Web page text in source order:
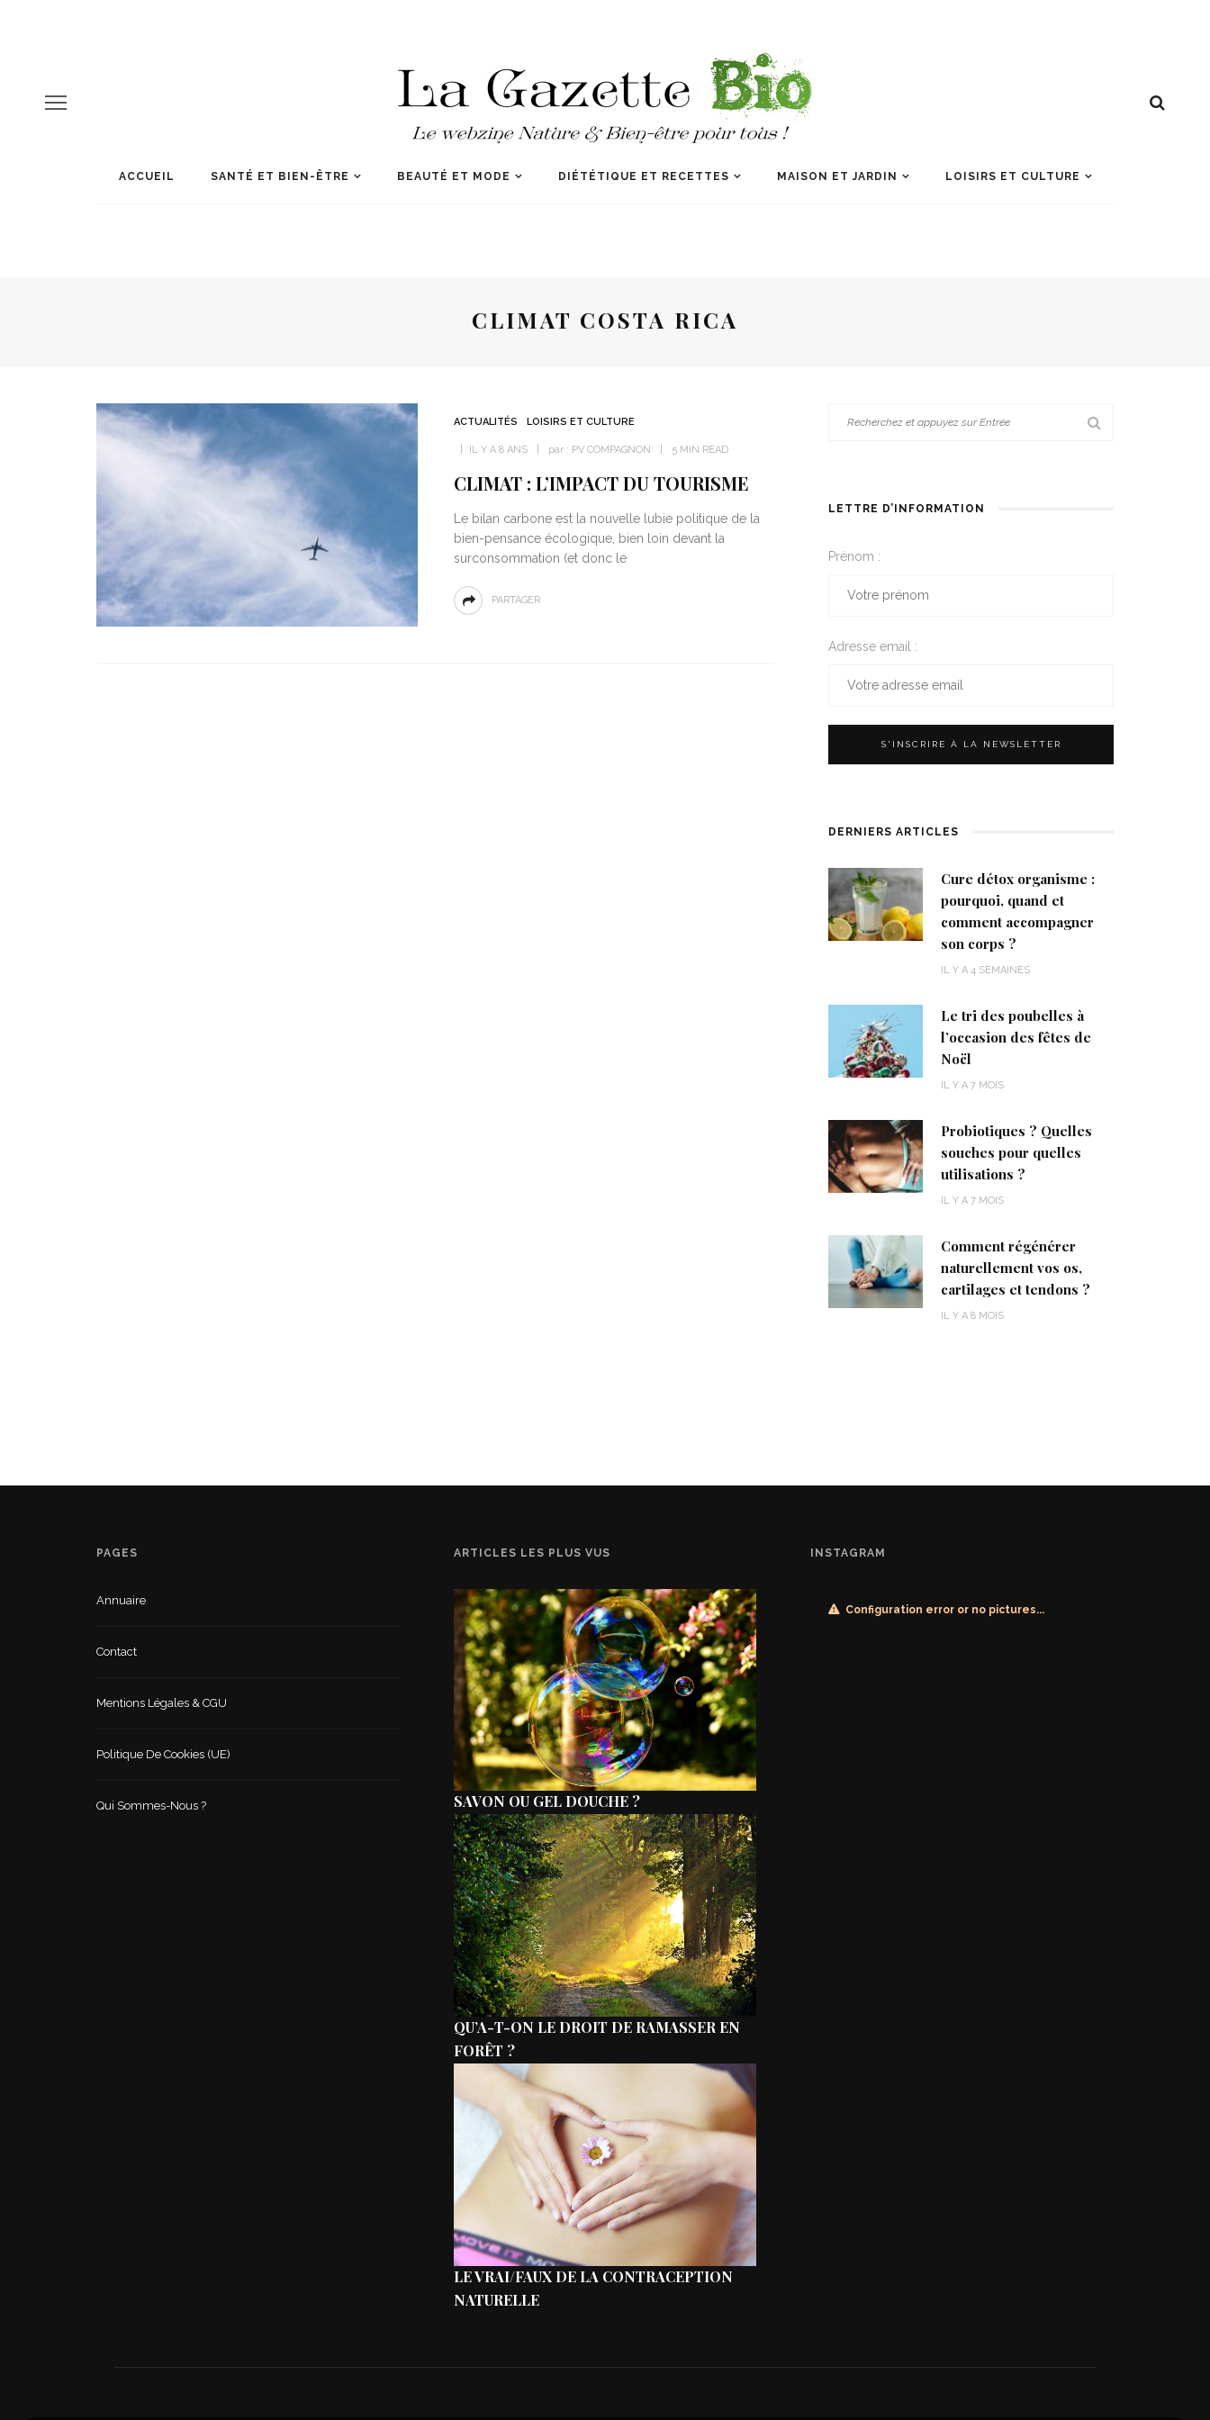
ACCUEIL SANTÉ ET BIEN-ÊTRE BEAUTÉ ET MODE DIÉTÉTIQUE ET RECETTES MAISON ET JARDIN LOISIRS ET CULTURE
CLIMAT COSTA RICA
ACTUALITÉS LOISIRS ET CULTURE
IL Y A 8 ANS par : PV COMPAGNON 5 MIN READ
CLIMAT : L’IMPACT DU TOURISME
Le bilan carbone est la nouvelle lubie politique de la
bien-pensance écologique, bien loin devant la
surconsommation (et donc le
PARTAGER
LETTRE D’INFORMATION
Prénom :
Adresse email :
DERNIERS ARTICLES
Cure détox organisme :
pourquoi, quand et
comment accompagner
son corps ?
IL Y A 4 SEMAINES
Le tri des poubelles à
l’occasion des fêtes de
Noël
IL Y A 7 MOIS
Probiotiques ? Quelles
souches pour quelles
utilisations ?
IL Y A 7 MOIS
Comment régénérer
naturellement vos os,
cartilages et tendons ?
IL Y A 8 MOIS
PAGES
Annuaire
Contact
Mentions Légales & CGU
Politique De Cookies (UE)
Qui Sommes-Nous ?
ARTICLES LES PLUS VUS
SAVON OU GEL DOUCHE ?
QU’A-T-ON LE DROIT DE RAMASSER EN
FORÊT ?
LE VRAI/FAUX DE LA CONTRACEPTION
NATURELLE
INSTAGRAM
Configuration error or no pictures...